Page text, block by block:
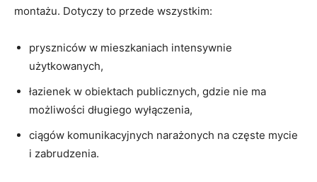
montażu. Dotyczy to przede wszystkim:
pryszniców w mieszkaniach intensywnie
użytkowanych,
łazienek w obiektach publicznych, gdzie nie ma
możliwości długiego wyłączenia,
ciągów komunikacyjnych narażonych na częste mycie
i zabrudzenia.